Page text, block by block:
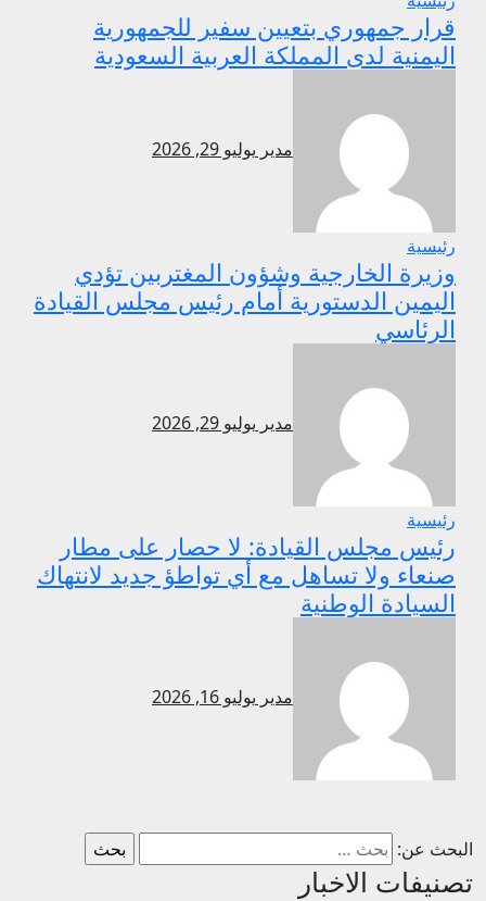
قرار جمهوري بتعيين سفير للجمهورية
اليمنية لدى المملكة العربية السعودية
مدير يوليو 29, 2026
رئيسية
وزيرة الخارجية وشؤون المغتربين تؤدي
اليمين الدستورية أمام رئيس مجلس القيادة
الرئاسي
مدير يوليو 29, 2026
رئيسية
رئيس مجلس القيادة: لا حصار على مطار
صنعاء ولا تساهل مع أي تواطؤ جديد لانتهاك
السيادة الوطنية
مدير يوليو 16, 2026
البحث عن:
تصنيفات الاخبار